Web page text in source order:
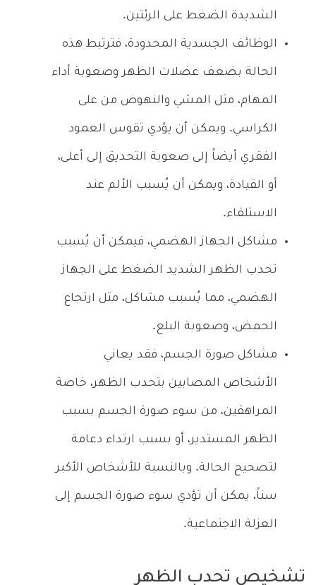
الشديدة الضغط على الرئتين.
الوظائف الجسدية المحدودة، فترتبط هذه
الحالة بضعف عضلات الظهر وصعوبة أداء
المهام، مثل المشي والنهوض من على
الكراسي. ويمكن أن يؤدي تقوس العمود
الفقري أيضاً إلى صعوبة التحديق إلى أعلى،
أو القيادة، ويمكن أن يُسبب الألم عند
الاستلقاء.
مشاكل الجهاز الهضمي، فيمكن أن يُسبب
تحدب الظهر الشديد الضغط على الجهاز
الهضمي، مما يُسبب مشاكل، مثل ارتجاع
الحمض، وصعوبة البلع.
مشاكل صورة الجسم، فقد يعاني
الأشخاص المصابين بتحدب الظهر، خاصة
المراهقين، من سوء صورة الجسم بسبب
الظهر المستدير، أو بسبب ارتداء دعامة
لتصحيح الحالة. وبالنسبة للأشخاص الأكبر
سناً، يمكن أن تؤدي سوء صورة الجسم إلى
العزلة الاجتماعية.
تشخيص تحدب الظهر